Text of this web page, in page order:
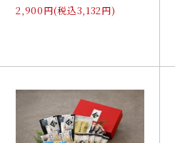
2,900円(税込3,132円)